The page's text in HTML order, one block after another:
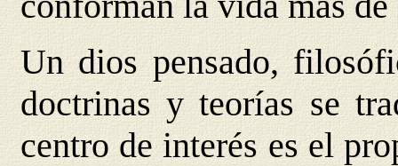
Un dios pensado,
doctrinas y teorías se
centro de interés es el